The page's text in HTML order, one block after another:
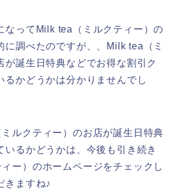
なってMilk tea（ミルクティー）の
に調べたのですが、、Milk tea（ミ
が誕生日特典などでお得な割引ク
るかどうかは分かりませんでし
ルクティー）のお店が誕生日特典
いるかどうかは、今後も引き続き
ー）のホームページをチェックし
きますね♪